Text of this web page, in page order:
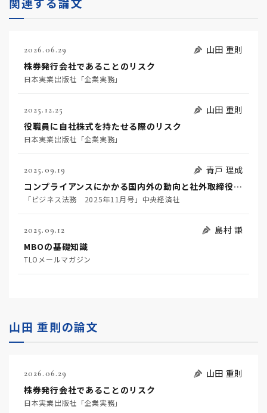
2026.06.29
山田 重則
株券発行会社であることのリスク
日本実業出版社「企業実務」
2025.12.25
山田 重則
役職員に自社株式を持たせる際のリスク
日本実業出版社「企業実務」
2025.09.19
青戸 理成
コンプライアンスにかかる国内外の動向と社外取締役ービジネスと人権・海外贈賄・海外子会社管理
「ビジネス法務 2025年11月号」中央経済社
2025.09.12
島村 謙
MBOの基礎知識
TLOメールマガジン
山田 重則の論文
2026.06.29
山田 重則
株券発行会社であることのリスク
日本実業出版社「企業実務」